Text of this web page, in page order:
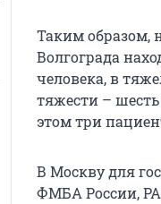
Таким образом,
Волгограда
человека, в
тяжести –
этом три
В Москву для
ФМБА России,